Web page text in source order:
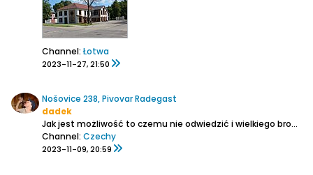
Channel:Łotwa
2023-11-27, 21:50
Nošovice 238, Pivovar Radegast
dadek
Jak jest możliwość to czemu nie odwiedzić i wielkiego browaru? Tak okazja nadarzyła się 26.08.2023 gdy na przybrowarnianych łąkach zorganizowano imprezę pod nazwą Radegastův den. Nie brakowało licznych stoisk ze wszystkimi tutejszymi piwami, gadżetami firmowymi i jedzeniem, na scenie do...
Channel: Czechy
2023-11-09, 20:59